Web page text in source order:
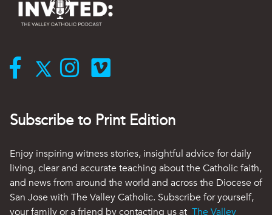
Subscribe to Print Edition
Enjoy inspiring witness stories, insightful advice for daily
living, clear and accurate teaching about the Catholic faith,
and news from around the world and across the Diocese of
San Jose with The Valley Catholic. Subscribe for yourself,
your family or a friend by contacting us at The Valley